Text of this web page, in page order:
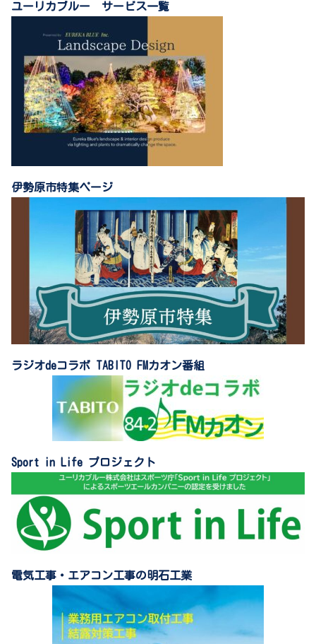
ユーリカブルー サービス一覧
伊勢原市特集ページ
ラジオdeコラボ TABITO FMカオン番組
Sport in Life プロジェクト
電気工事・エアコン工事の明石工業